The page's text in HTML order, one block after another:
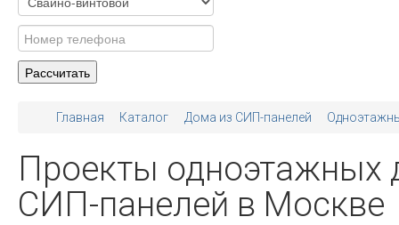
Главная Каталог Дома из СИП-панелей
Проекты одноэтажных
СИП-панелей в Москве